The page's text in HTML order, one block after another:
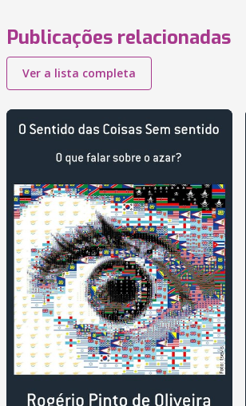
Publicações relacionadas
Ver a lista completa